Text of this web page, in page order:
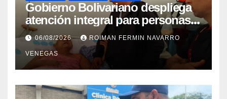
Gobierno Bolivariano despliega
atención integral para personas
con discapacidad en
campamentos de La Guaira
06/08/2026 ROIMAN FERMIN NAVARRO
VENEGAS